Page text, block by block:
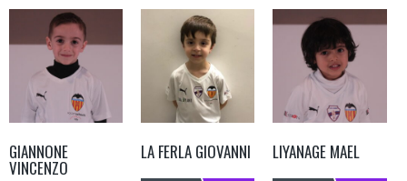
GIANNONE
VINCENZO
LA FERLA GIOVANNI LIYANAGE MAEL